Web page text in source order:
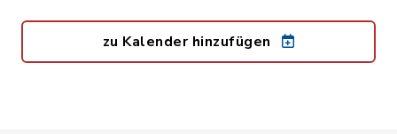
zu Kalender hinzufügen